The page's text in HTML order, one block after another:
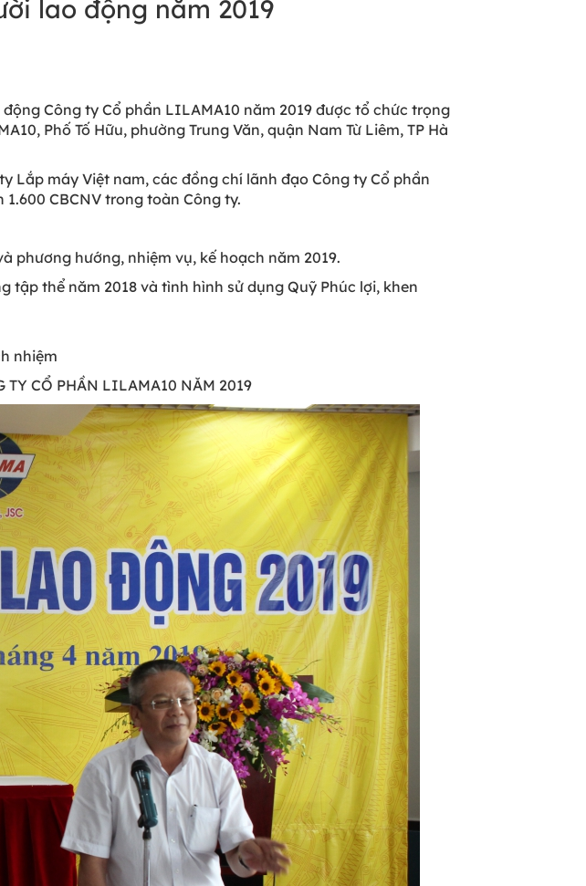
lao động năm 2019
Công ty Cổ phần LILAMA10 năm 2019 được tổ chức trọng
Phố Tố Hữu, phường Trung Văn, quận Nam Từ Liêm, TP Hà
Lắp máy Việt nam, các đồng chí lãnh đạo Công ty Cổ phần
CBCNV trong toàn Công ty.
phương hướng, nhiệm vụ, kế hoạch năm 2019.
tập thể năm 2018 và tình hình sử dụng Quỹ Phúc lợi, khen
nhiệm
CỔ PHẦN LILAMA10 NĂM 2019